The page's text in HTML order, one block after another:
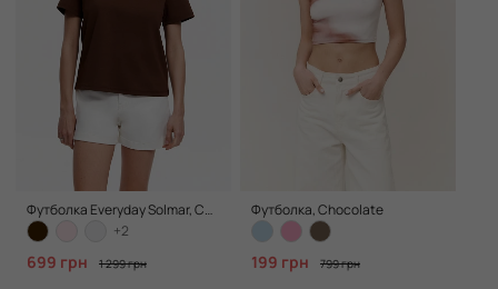
Футболка Everyday Solmar, Chocolate
+2
699 грн 1 299 грн
Футболка, Chocolate
199 грн 799 грн